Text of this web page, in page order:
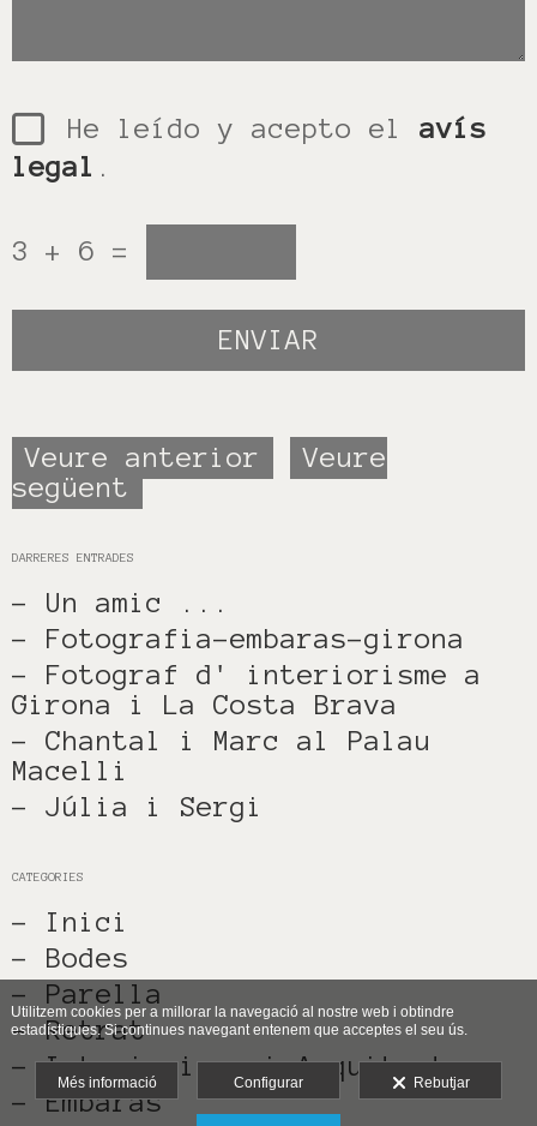
He leído y acepto el avís
legal .
3 + 6 =
Veure anterior
Veure
següent
DARRERES ENTRADES
- Un amic ...
- Fotografia-embaras-girona
- Fotograf d' interiorisme a
Girona i La Costa Brava
- Chantal i Marc al Palau
Macelli
- Júlia i Sergi
CATEGORIES
- Inici
- Bodes
- Parella
- Retrat
- Interiorisme i Arquitectura
- Embaràs
Utilitzem cookies per a millorar la navegació al nostre web i obtindre
estadístiques. Si continues navegant entenem que acceptes el seu ús.
Més informació Configurar Rebutjar